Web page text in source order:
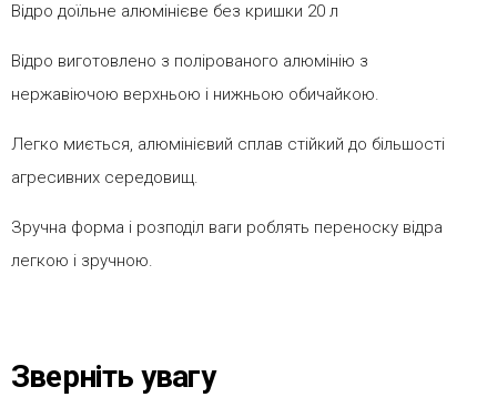
Відро доїльне алюмінієве без кришки 20 л
Відро виготовлено з полірованого алюмінію з
нержавіючою верхньою і нижньою обичайкою.
Легко миється, алюмінієвий сплав стійкий до більшості
агресивних середовищ.
Зручна форма і розподіл ваги роблять переноску відра
легкою і зручною.
Зверніть увагу